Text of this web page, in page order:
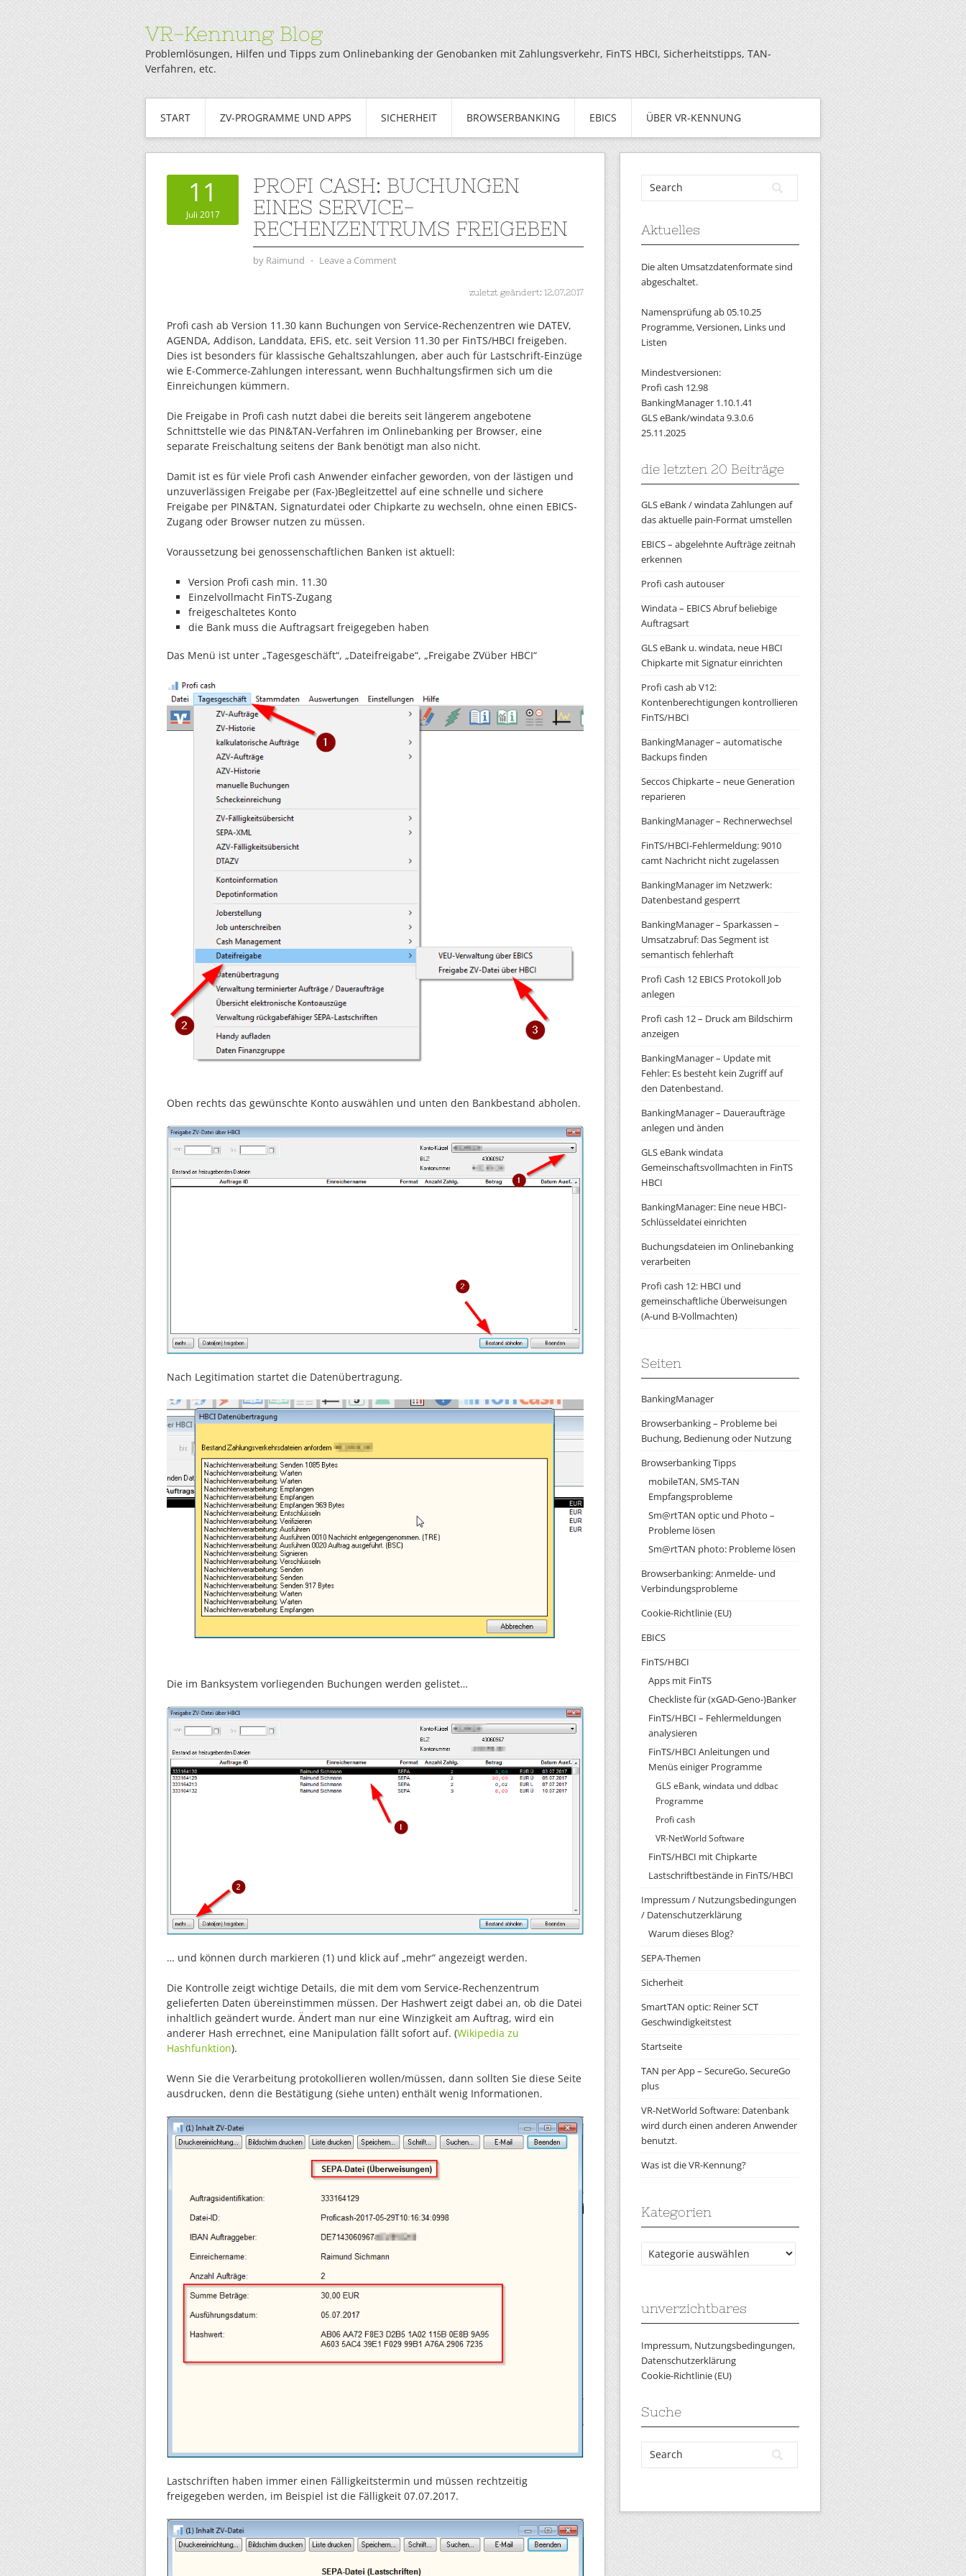
VR-Kennung Blog
Problemlösungen, Hilfen und Tipps zum Onlinebanking der Genobanken mit Zahlungsverkehr, FinTS HBCI, Sicherheitstipps, TAN-
Verfahren, etc.
START ZV-PROGRAMME UND APPS SICHERHEIT BROWSERBANKING EBICS ÜBER VR-KENNUNG
11
Juli 2017
PROFI CASH: BUCHUNGEN
EINES SERVICE-
RECHENZENTRUMS FREIGEBEN
by Raimund ⋅ Leave a Comment
zuletzt geändert: 12.07.2017
Profi cash ab Version 11.30 kann Buchungen von Service-Rechenzentren wie DATEV,
AGENDA, Addison, Landdata, EFiS, etc. seit Version 11.30 per FinTS/HBCI freigeben.
Dies ist besonders für klassische Gehaltszahlungen, aber auch für Lastschrift-Einzüge
wie E-Commerce-Zahlungen interessant, wenn Buchhaltungsfirmen sich um die
Einreichungen kümmern.
Die Freigabe in Profi cash nutzt dabei die bereits seit längerem angebotene
Schnittstelle wie das PIN&TAN-Verfahren im Onlinebanking per Browser, eine
separate Freischaltung seitens der Bank benötigt man also nicht.
Damit ist es für viele Profi cash Anwender einfacher geworden, von der lästigen und
unzuverlässigen Freigabe per (Fax-)Begleitzettel auf eine schnelle und sichere
Freigabe per PIN&TAN, Signaturdatei oder Chipkarte zu wechseln, ohne einen EBICS-
Zugang oder Browser nutzen zu müssen.
Voraussetzung bei genossenschaftlichen Banken ist aktuell:
Version Profi cash min. 11.30
Einzelvollmacht FinTS-Zugang
freigeschaltetes Konto
die Bank muss die Auftragsart freigegeben haben
Das Menü ist unter „Tagesgeschäft“, „Dateifreigabe“, „Freigabe ZVüber HBCI“
Oben rechts das gewünschte Konto auswählen und unten den Bankbestand abholen.
Nach Legitimation startet die Datenübertragung.
Die im Banksystem vorliegenden Buchungen werden gelistet…
… und können durch markieren (1) und klick auf „mehr“ angezeigt werden.
Die Kontrolle zeigt wichtige Details, die mit dem vom Service-Rechenzentrum
gelieferten Daten übereinstimmen müssen. Der Hashwert zeigt dabei an, ob die Datei
inhaltlich geändert wurde. Ändert man nur eine Winzigkeit am Auftrag, wird ein
anderer Hash errechnet, eine Manipulation fällt sofort auf. (Wikipedia zu
Hashfunktion).
Wenn Sie die Verarbeitung protokollieren wollen/müssen, dann sollten Sie diese Seite
ausdrucken, denn die Bestätigung (siehe unten) enthält wenig Informationen.
Lastschriften haben immer einen Fälligkeitstermin und müssen rechtzeitig
freigegeben werden, im Beispiel ist die Fälligkeit 07.07.2017.
Aktuelles
Die alten Umsatzdatenformate sind
abgeschaltet.
Namensprüfung ab 05.10.25
Programme, Versionen, Links und
Listen
Mindestversionen:
Profi cash 12.98
BankingManager 1.10.1.41
GLS eBank/windata 9.3.0.6
25.11.2025
die letzten 20 Beiträge
GLS eBank / windata Zahlungen auf
das aktuelle pain-Format umstellen
EBICS – abgelehnte Aufträge zeitnah
erkennen
Profi cash autouser
Windata – EBICS Abruf beliebige
Auftragsart
GLS eBank u. windata, neue HBCI
Chipkarte mit Signatur einrichten
Profi cash ab V12:
Kontenberechtigungen kontrollieren
FinTS/HBCI
BankingManager – automatische
Backups finden
Seccos Chipkarte – neue Generation
reparieren
BankingManager – Rechnerwechsel
FinTS/HBCI-Fehlermeldung: 9010
camt Nachricht nicht zugelassen
BankingManager im Netzwerk:
Datenbestand gesperrt
BankingManager – Sparkassen –
Umsatzabruf: Das Segment ist
semantisch fehlerhaft
Profi Cash 12 EBICS Protokoll Job
anlegen
Profi cash 12 – Druck am Bildschirm
anzeigen
BankingManager – Update mit
Fehler: Es besteht kein Zugriff auf
den Datenbestand.
BankingManager – Daueraufträge
anlegen und änden
GLS eBank windata
Gemeinschaftsvollmachten in FinTS
HBCI
BankingManager: Eine neue HBCI-
Schlüsseldatei einrichten
Buchungsdateien im Onlinebanking
verarbeiten
Profi cash 12: HBCI und
gemeinschaftliche Überweisungen
(A-und B-Vollmachten)
Seiten
BankingManager
Browserbanking – Probleme bei
Buchung, Bedienung oder Nutzung
Browserbanking Tipps
mobileTAN, SMS-TAN
Empfangsprobleme
Sm@rtTAN optic und Photo –
Probleme lösen
Sm@rtTAN photo: Probleme lösen
Browserbanking: Anmelde- und
Verbindungsprobleme
Cookie-Richtlinie (EU)
EBICS
FinTS/HBCI
Apps mit FinTS
Checkliste für (xGAD-Geno-)Banker
FinTS/HBCI – Fehlermeldungen
analysieren
FinTS/HBCI Anleitungen und
Menüs einiger Programme
GLS eBank, windata und ddbac
Programme
Profi cash
VR-NetWorld Software
FinTS/HBCI mit Chipkarte
Lastschriftbestände in FinTS/HBCI
Impressum / Nutzungsbedingungen
/ Datenschutzerklärung
Warum dieses Blog?
SEPA-Themen
Sicherheit
SmartTAN optic: Reiner SCT
Geschwindigkeitstest
Startseite
TAN per App – SecureGo, SecureGo
plus
VR-NetWorld Software: Datenbank
wird durch einen anderen Anwender
benutzt.
Was ist die VR-Kennung?
Kategorien
Kategorien
unverzichtbares
Impressum, Nutzungsbedingungen,
Datenschutzerklärung
Cookie-Richtlinie (EU)
Suche